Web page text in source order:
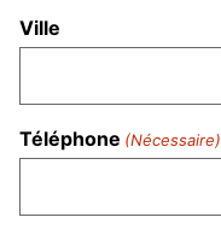
Ville
Téléphone (Nécessaire)